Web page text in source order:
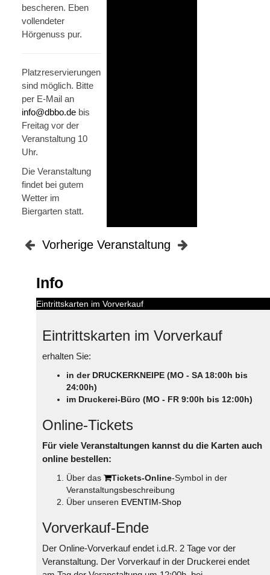
bescheren. Eben
vollendeter
Hörgenuss pur.
Platzreservierungen
sind möglich. Bitte
per E-Mail an
info@dbbo.de bis
Freitag vor der
Veranstaltung 10
Uhr.
Die Veranstaltung
findet bei gutem
Wetter im
Biergarten statt.
Vorherige Veranstaltung
Info
Eintrittskarten im Vorverkauf
Eintrittskarten im Vorverkauf
erhalten Sie:
in der DRUCKERKNEIPE (MO - SA 18:00h bis
24:00h)
im Druckerei-Büro (MO - FR 9:00h bis 12:00h)
Online-Tickets
Für viele Veranstaltungen kannst du die Karten auch
online bestellen:
Über das Tickets-Online-Symbol in der
Veranstaltungsbeschreibung
Über unseren EVENTIM-Shop
Vorverkauf-Ende
Der Online-Vorverkauf endet i.d.R. 2 Tage vor der
Veranstaltung. Der Vorverkauf in der Druckerei endet